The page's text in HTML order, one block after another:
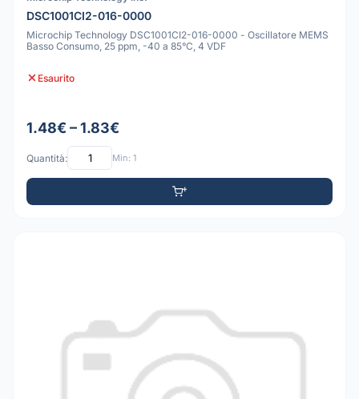
DSC1001CI2-016-0000
Microchip Technology DSC1001CI2-016-0000 - Oscillatore MEMS
Basso Consumo, 25 ppm, -40 a 85°C, 4 VDF
Esaurito
1.48€ – 1.83€
Quantità: Min: 1